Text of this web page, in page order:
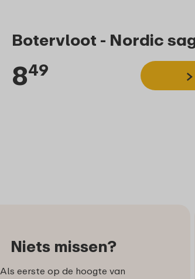
Botervloot - Nordic
849
Niets missen?
Als eerste op de hoogte van